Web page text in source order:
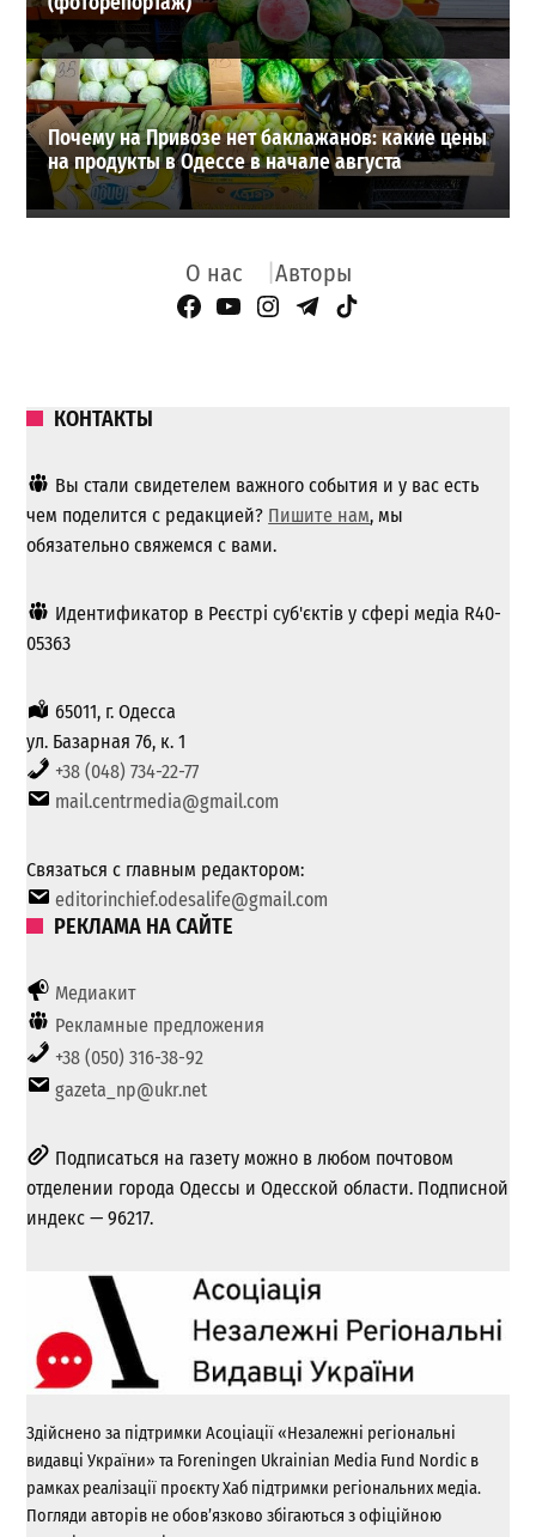
Почему на Привозе нет баклажанов: какие цены
на продукты в Одессе в начале августа
О нас Авторы
Facebook Page
YouTube
Instagram
Telegram
TikTok
КОНТАКТЫ
Вы стали свидетелем важного события и у вас есть
чем поделится с редакцией? Пишите нам, мы
обязательно свяжемся с вами.
Идентификатор в Реєстрі суб'єктів у сфері медіа R40-
05363
65011, г. Одесса
ул. Базарная 76, к. 1
+38 (048) 734-22-77
mail.centrmedia@gmail.com
Связаться с главным редактором:
editorinchief.odesalife@gmail.com
РЕКЛАМА НА САЙТЕ
Медиакит
Рекламные предложения
+38 (050) 316-38-92
gazeta_np@ukr.net
Подписаться на газету можно в любом почтовом
отделении города Одессы и Одесской области. Подписной
индекс — 96217.
Здійснено за підтримки Асоціації «Незалежні регіональні
видавці України» та Foreningen Ukrainian Media Fund Nordic в
рамках реалізації проєкту Хаб підтримки регіональних медіа.
Погляди авторів не обов’язково збігаються з офіційною